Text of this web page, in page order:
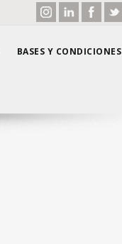
BASES Y CONDICIONES